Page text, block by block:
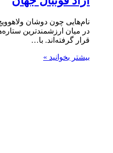
نام‌هایی چون دوشان
در میان ارزشمندترین
قرار گرفته‌اند. با…
بیشتر بخوانید »